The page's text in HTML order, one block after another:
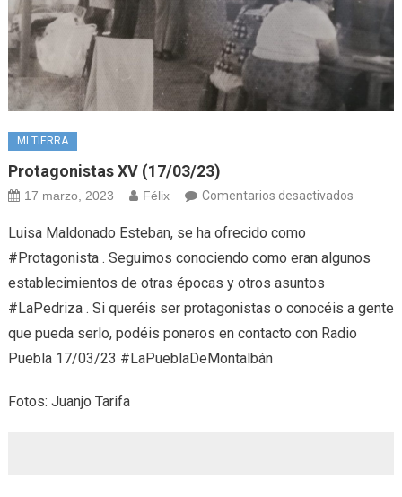
MI TIERRA
Protagonistas XV (17/03/23)
17 marzo, 2023 Félix Comentarios desactivadosen
(17/03/
Luisa Maldonado Esteban, se ha ofrecido como
#Protagonista . Seguimos conociendo como eran algunos
establecimientos de otras épocas y otros asuntos
#LaPedriza . Si queréis ser protagonistas o conocéis a gente
que pueda serlo, podéis poneros en contacto con Radio
Puebla 17/03/23 #LaPueblaDeMontalbán
Fotos: Juanjo Tarifa